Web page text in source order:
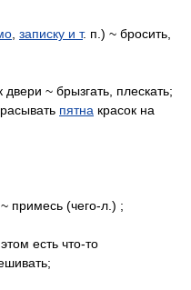
записку и т. п.) ~ бросить,
~ брызгать, плескать;
пятна красок на
примесь (чего-л.) ;
есть что-то